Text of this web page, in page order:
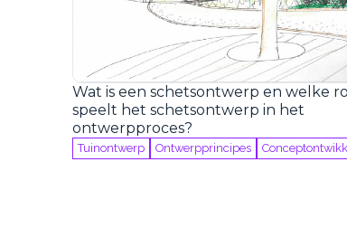
Wat is een schetsontwerp en welke rol
speelt het schetsontwerp in het
ontwerpproces?
Tuinontwerp Ontwerpprincipes